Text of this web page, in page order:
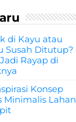
di Kayu atau
Susah Ditutup?
Rayap di
Konsep
Minimalis Lahan